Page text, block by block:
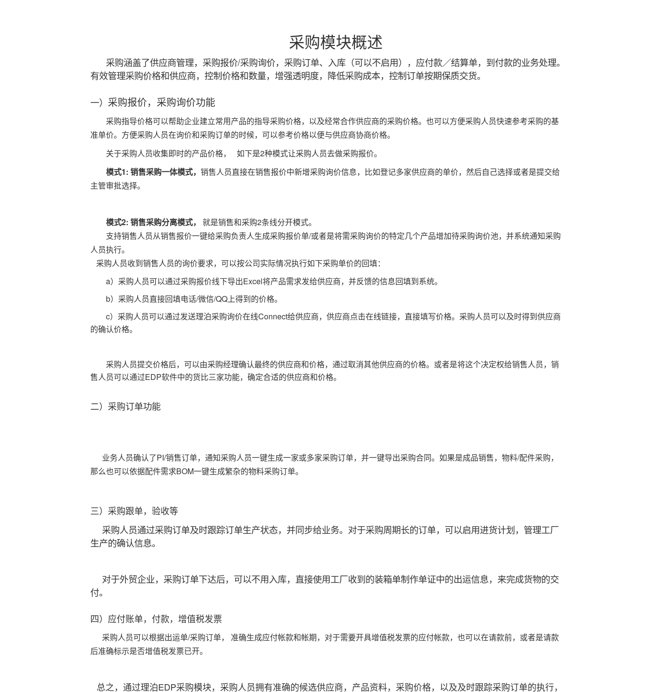
采购模块概述
采购涵盖了供应商管理，采购报价/采购询价，采购订单、入库（可以不启用），应付款／结算单，到付款的业务处理。
有效管理采购价格和供应商，控制价格和数量，增强透明度，降低采购成本，控制订单按期保质交货。
一） 采购报价，采购询价功能
采购指导价格可以帮助企业建立常用产品的指导采购价格，以及经常合作供应商的采购价格。也可以方便采购人员快速参考采购的基
准单价。方便采购人员在询价和采购订单的时候，可以参考价格以便与供应商协商价格。
关于采购人员收集即时的产品价格， 如下是2种模式让采购人员去做采购报价。
模式1: 销售采购一体模式， 销售人员直接在销售报价中新增采购询价信息，比如登记多家供应商的单价，然后自己选择或者是提交给
主管审批选择。
模式2: 销售采购分离模式，
就是销售和采购2条线分开模式。
支持销售人员从销售报价一键给采购负责人生成采购报价单/或者是将需采购询价的特定几个产品增加待采购询价池，并系统通知采购
人员执行。
采购人员收到销售人员的询价要求，可以按公司实际情况执行如下采购单价的回填：
a）采购人员可以通过采购报价线下导出Excel将产品需求发给供应商，并反馈的信息回填到系统。
b）采购人员直接回填电话/微信/QQ上得到的价格。
c）采购人员可以通过发送理泊采购询价在线Connect给供应商，供应商点击在线链接，直接填写价格。采购人员可以及时得到供应商
的确认价格。
采购人员提交价格后，可以由采购经理确认最终的供应商和价格，通过取消其他供应商的价格。或者是将这个决定权给销售人员，销
售人员可以通过EDP软件中的货比三家功能，确定合适的供应商和价格。
二）采购订单功能
业务人员确认了PI/销售订单，通知采购人员一键生成一家或多家采购订单，并一键导出采购合同。如果是成品销售，物料/配件采购，
那么也可以依据配件需求BOM一键生成繁杂的物料采购订单。
三）采购跟单，验收等
采购人员通过采购订单及时跟踪订单生产状态，并同步给业务。对于采购周期长的订单，可以启用进货计划，管理工厂
生产的确认信息。
对于外贸企业，采购订单下达后，可以不用入库，直接使用工厂收到的装箱单制作单证中的出运信息，来完成货物的交
付。
四）应付账单，付款，增值税发票
采购人员可以根据出运单/采购订单， 准确生成应付帐款和帐期，对于需要开具增值税发票的应付帐款，也可以在请款前，或者是请款
后准确标示是否增值税发票已开。
总之，通过理泊EDP采购模块，采购人员拥有准确的候选供应商，产品资料，采购价格，以及及时跟踪采购订单的执行，